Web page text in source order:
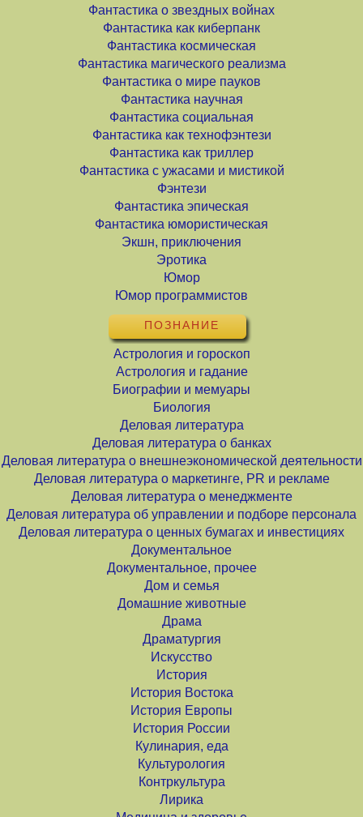
Фантастика о звездных войнах
Фантастика как киберпанк
Фантастика космическая
Фантастика магического реализма
Фантастика о мире пауков
Фантастика научная
Фантастика социальная
Фантастика как технофэнтези
Фантастика как триллер
Фантастика с ужасами и мистикой
Фэнтези
Фантастика эпическая
Фантастика юмористическая
Экшн, приключения
Эротика
Юмор
Юмор программистов
ПОЗНАНИЕ
Астрология и гороскоп
Астрология и гадание
Биографии и мемуары
Биология
Деловая литература
Деловая литература о банках
Деловая литература о внешнеэкономической деятельности
Деловая литература о маркетинге, PR и рекламе
Деловая литература о менеджменте
Деловая литература об управлении и подборе персонала
Деловая литература о ценных бумагах и инвестициях
Документальное
Документальное, прочее
Дом и семья
Домашние животные
Драма
Драматургия
Искусство
История
История Востока
История Европы
История России
Кулинария, еда
Культурология
Контркультура
Лирика